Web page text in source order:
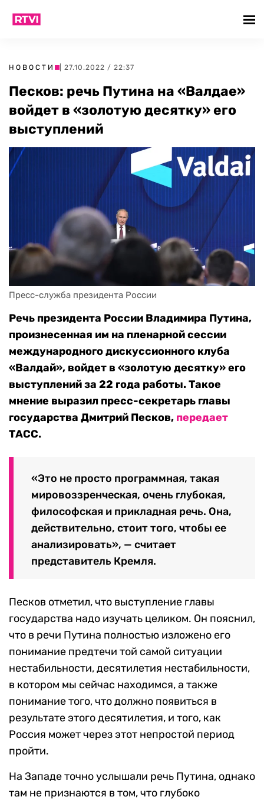
НОВОСТИ | 27.10.2022 / 22:37
Песков: речь Путина на «Валдае»
войдет в «золотую десятку» его
выступлений
Пресс-служба президента России
Речь президента России Владимира Путина,
произнесенная им на пленарной сессии
международного дискуссионного клуба
«Валдай», войдет в «золотую десятку» его
выступлений за 22 года работы. Такое
мнение выразил пресс-секретарь главы
государства Дмитрий Песков, передает
ТАСС.
«Это не просто программная, такая
мировоззренческая, очень глубокая,
философская и прикладная речь. Она,
действительно, стоит того, чтобы ее
анализировать», — считает
представитель Кремля.
Песков отметил, что выступление главы
государства надо изучать целиком. Он пояснил,
что в речи Путина полностью изложено его
понимание предтечи той самой ситуации
нестабильности, десятилетия нестабильности,
в котором мы сейчас находимся, а также
понимание того, что должно появиться в
результате этого десятилетия, и того, как
Россия может через этот непростой период
пройти.
На Западе точно услышали речь Путина, однако
там не признаются в том, что глубоко